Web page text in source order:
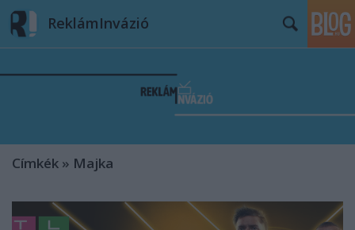
ReklámInvázió
Címkék » Majka